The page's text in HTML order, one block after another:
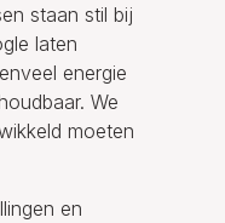
staan stil bij
laten
energie
We
moeten
en